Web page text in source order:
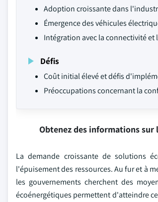
Adoption croissante dans
Émergence des véhicules
Intégration avec la connectivité et
Défis
Coût initial élevé et défis
Préoccupations concernant la
Obtenez des informations sur
La demande croissante de solutions
l'épuisement des ressources. Au fur et à
les gouvernements cherchent des
écoénergétiques permettent d'atteindre